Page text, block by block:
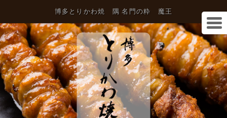
博多とりかわ焼 隅 名門の粋 魔王